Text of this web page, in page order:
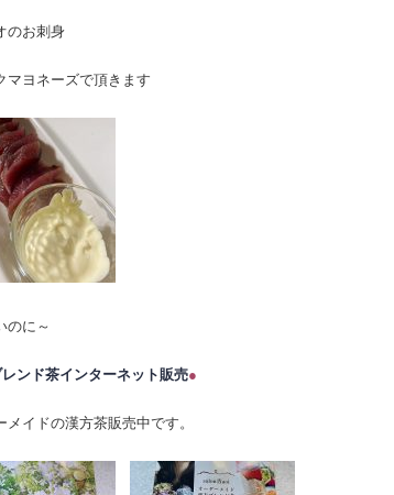
のお刺身
マヨネーズで頂きます
のに～
ンド茶インターネット販売●
メイドの漢方茶販売中です。